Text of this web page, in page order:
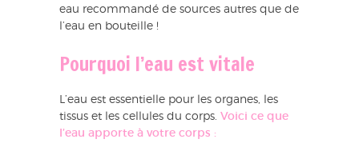
eau recommandé de sources autres que de
l’eau en bouteille !
Pourquoi l’eau est vitale
L’eau est essentielle pour les organes, les
tissus et les cellules du corps. Voici ce que
l’eau apporte à votre corps :